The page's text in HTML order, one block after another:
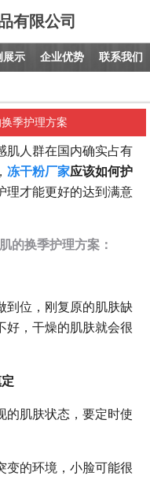
有限公司
展示 企业优势 联系我们
季护理方案
人群在国内确实占有
冻干粉厂家应该如何护
理才能更好的达到满意
的换季护理方案：
位，刚复原的肌肤缺
好，干燥的肌肤就会很
肌肤状态，要定时使
的环境，小脸可能很